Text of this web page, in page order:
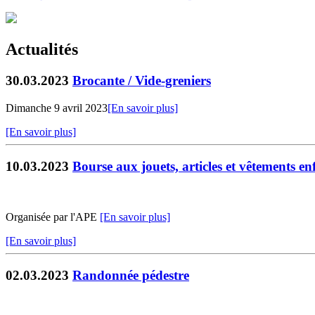
Actualités
30.03.2023 Brocante / Vide-greniers
Dimanche 9 avril 2023[En savoir plus]
[En savoir plus]
10.03.2023 Bourse aux jouets, articles et vêtements
Organisée par l'APE [En savoir plus]
[En savoir plus]
02.03.2023 Randonnée pédestre